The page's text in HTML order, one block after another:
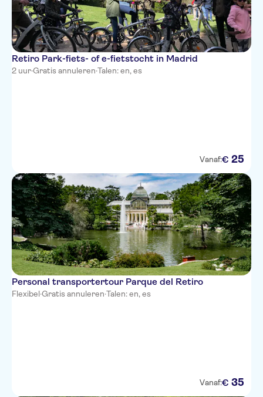
Retiro Park-fiets- of e-fietstocht in Madrid
2 uur·Gratis annuleren·Talen: en, es
Vanaf:€ 25
Personal transportertour Parque del Retiro
Flexibel·Gratis annuleren·Talen: en, es
Vanaf:€ 35